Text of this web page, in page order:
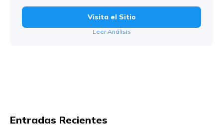
Visita el Sitio
Leer Análisis
Entradas Recientes